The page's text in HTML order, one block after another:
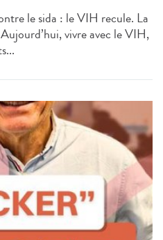
le sida : le VIH recule. La
vivre avec le VIH,